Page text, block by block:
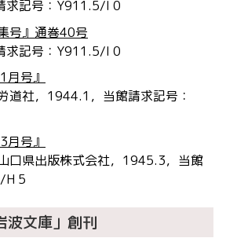
求記号：Y911.5/I 0
号』通巻40号
求記号：Y911.5/I 0
月号』
道社，1944.1，当館請求記号：
月号』
口県出版株式会社，1945.3，当館
H 5
文庫」創刊